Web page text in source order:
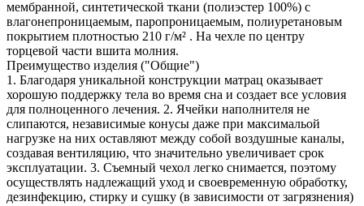
мембранной, синтетической ткани (полиэстер 100%) с
влагонепроницаемым, паропроницаемым, полиуретановым
покрытием плотностью 210 г/м² . На чехле по центру
торцевой части вшита молния.
Преимущество изделия ("Общие")
1. Благодаря уникальной конструкции матрац оказывает
хорошую поддержку тела во время сна и создает все условия
для полноценного лечения. 2. Ячейки наполнителя не
слипаются, независимые конусы даже при максимальой
нагрузке на них оставляют между собой воздушные каналы,
создавая вентиляцию, что значительно увеличивает срок
эксплуатации. 3. Съемный чехол легко снимается, поэтому
осуществлять надлежащий уход и своевременную обработку,
дезинфекцию, стирку и сушку (в зависимости от загрязнения)